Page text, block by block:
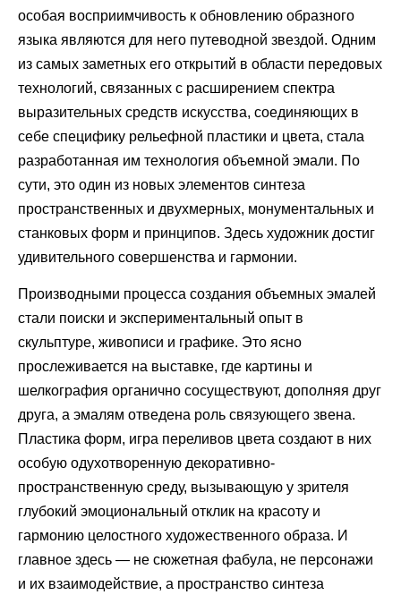
особая восприимчивость к обновлению образного
языка являются для него путеводной звездой. Одним
из самых заметных его открытий в области передовых
технологий, связанных с расширением спектра
выразительных средств искусства, соединяющих в
себе специфику рельефной пластики и цвета, стала
разработанная им технология объемной эмали. По
сути, это один из новых элементов синтеза
пространственных и двухмерных, монументальных и
станковых форм и принципов. Здесь художник достиг
удивительного совершенства и гармонии.
Производными процесса создания объемных эмалей
стали поиски и экспериментальный опыт в
скульптуре, живописи и графике. Это ясно
прослеживается на выставке, где картины и
шелкография органично сосуществуют, дополняя друг
друга, а эмалям отведена роль связующего звена.
Пластика форм, игра переливов цвета создают в них
особую одухотворенную декоративно-
пространственную среду, вызывающую у зрителя
глубокий эмоциональный отклик на красоту и
гармонию целостного художественного образа. И
главное здесь — не сюжетная фабула, не персонажи
и их взаимодействие, а пространство синтеза